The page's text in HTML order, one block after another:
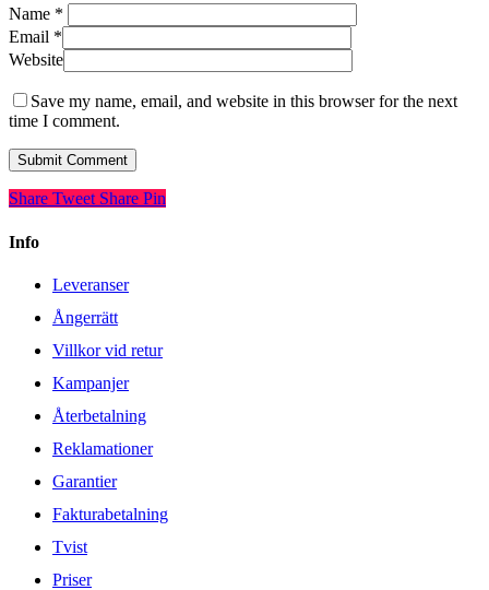
Name *
Email *
Website
Save my name, email, and website in this browser for the next
time I comment.
Share Tweet Share Pin
Info
Leveranser
Ångerrätt
Villkor vid retur
Kampanjer
Återbetalning
Reklamationer
Garantier
Fakturabetalning
Tvist
Priser